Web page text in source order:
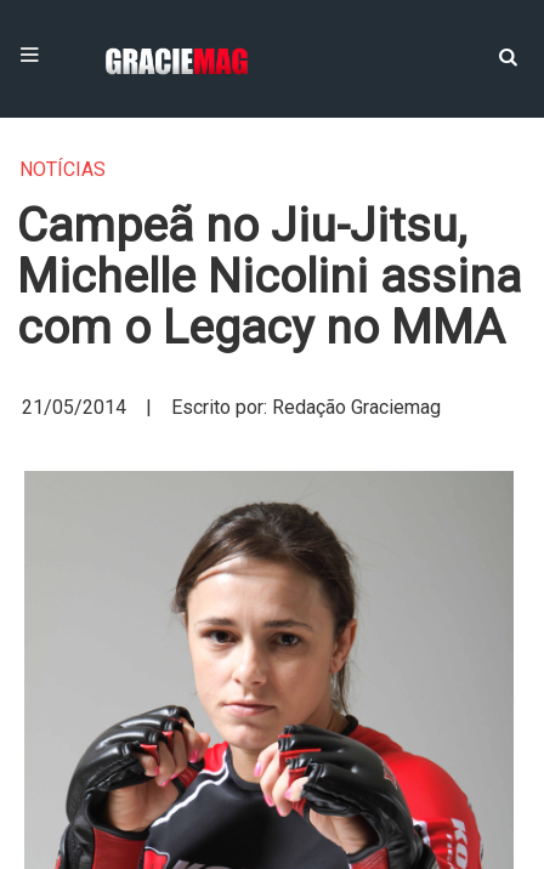
NOTÍCIAS
Campeã no Jiu-Jitsu,
Michelle Nicolini assina
com o Legacy no MMA
21/05/2014 | Escrito por: Redação Graciemag